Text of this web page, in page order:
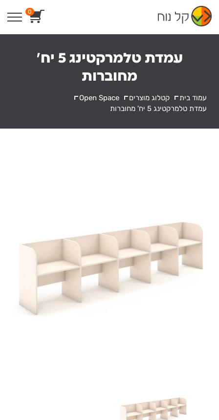
content
0
עמדת טלמרקטינג 5 יח'
מחוברות
עמוד בית קטלוג מוצרים
Open Space
עמדת טלמרקטינג 5 יח' מחוברות